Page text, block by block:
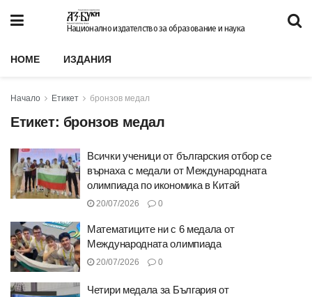
Национално издателство за образование и наука
HOME ИЗДАНИЯ
Начало Етикет бронзов медал
Етикет: бронзов медал
Всички ученици от българския отбор се
върнаха с медали от Международната
олимпиада по икономика в Китай
20/07/2026 0
Математиците ни с 6 медала от
Международната олимпиада
20/07/2026 0
Четири медала за България от